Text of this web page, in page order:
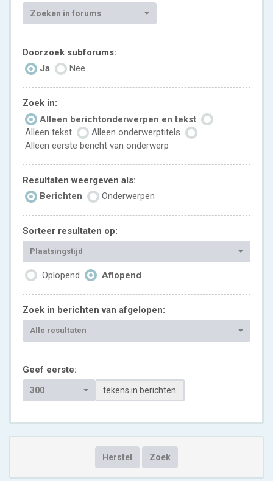
Zoeken in forums
Doorzoek subforums:
Ja
Nee
Zoek in:
Alleen berichtonderwerpen en tekst
Alleen tekst
Alleen onderwerptitels
Alleen eerste bericht van onderwerp
Resultaten weergeven als:
Berichten
Onderwerpen
Sorteer resultaten op:
Plaatsingstijd
Oplopend Aflopend
Zoek in berichten van afgelopen:
Alle resultaten
Geef eerste:
300 tekens in berichten
Herstel Zoek